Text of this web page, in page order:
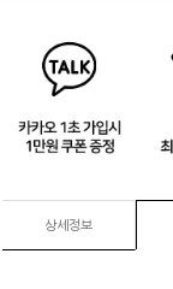
상세정보